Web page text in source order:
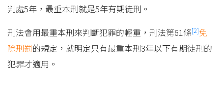
判處5年，最重本刑就是5年有期徒刑。
刑法會用最重本刑來判斷犯罪的輕重，刑法第61條[2]免
除刑罰的規定，就明定只有最重本刑3年以下有期徒刑的
犯罪才適用。